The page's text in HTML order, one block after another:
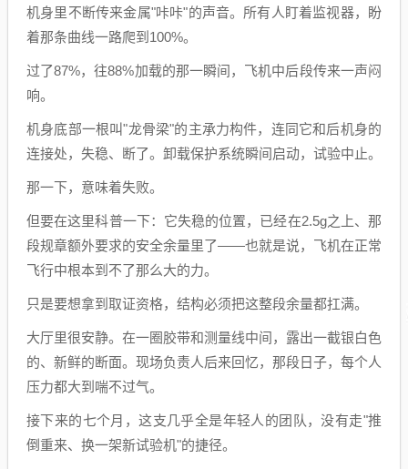
机身里不断传来金属"咔咔"的声音。所有人盯着监视器，盼
着那条曲线一路爬到100%。
过了87%，往88%加载的那一瞬间，飞机中后段传来一声闷
响。
机身底部一根叫"龙骨梁"的主承力构件，连同它和后机身的
连接处，失稳、断了。卸载保护系统瞬间启动，试验中止。
那一下，意味着失败。
但要在这里科普一下：它失稳的位置，已经在2.5g之上、那
段规章额外要求的安全余量里了——也就是说，飞机在正常
飞行中根本到不了那么大的力。
只是要想拿到取证资格，结构必须把这整段余量都扛满。
大厅里很安静。在一圈胶带和测量线中间，露出一截银白色
的、新鲜的断面。现场负责人后来回忆，那段日子，每个人
压力都大到喘不过气。
接下来的七个月，这支几乎全是年轻人的团队，没有走"推
倒重来、换一架新试验机"的捷径。